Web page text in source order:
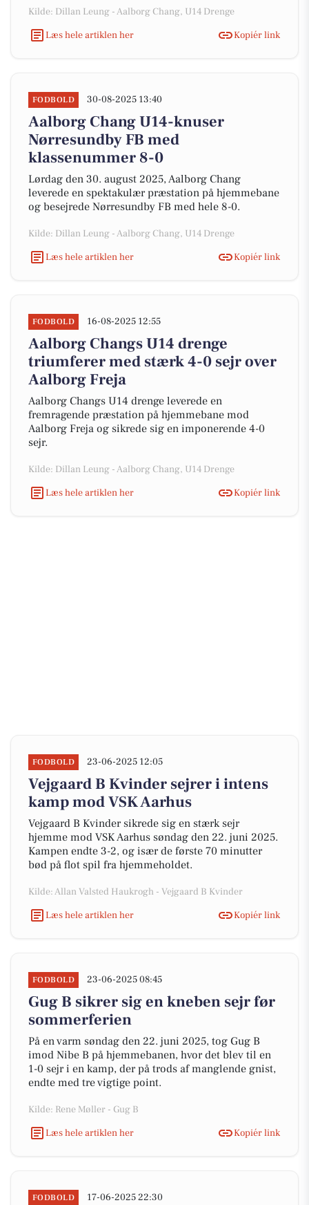
Kilde: Dillan Leung - Aalborg Chang, U14 Drenge
Læs hele artiklen her
Kopiér link
FODBOLD 30-08-2025 13:40
Aalborg Chang U14-knuser
Nørresundby FB med
klassenummer 8-0
Lørdag den 30. august 2025, Aalborg Chang
leverede en spektakulær præstation på hjemmebane
og besejrede Nørresundby FB med hele 8-0.
Kilde: Dillan Leung - Aalborg Chang, U14 Drenge
Læs hele artiklen her
Kopiér link
FODBOLD 16-08-2025 12:55
Aalborg Changs U14 drenge
triumferer med stærk 4-0 sejr over
Aalborg Freja
Aalborg Changs U14 drenge leverede en
fremragende præstation på hjemmebane mod
Aalborg Freja og sikrede sig en imponerende 4-0
sejr.
Kilde: Dillan Leung - Aalborg Chang, U14 Drenge
Læs hele artiklen her
Kopiér link
FODBOLD 23-06-2025 12:05
Vejgaard B Kvinder sejrer i intens
kamp mod VSK Aarhus
Vejgaard B Kvinder sikrede sig en stærk sejr
hjemme mod VSK Aarhus søndag den 22. juni 2025.
Kampen endte 3-2, og især de første 70 minutter
bød på flot spil fra hjemmeholdet.
Kilde: Allan Valsted Haukrogh - Vejgaard B Kvinder
Læs hele artiklen her
Kopiér link
FODBOLD 23-06-2025 08:45
Gug B sikrer sig en kneben sejr før
sommerferien
På en varm søndag den 22. juni 2025, tog Gug B
imod Nibe B på hjemmebanen, hvor det blev til en
1-0 sejr i en kamp, der på trods af manglende gnist,
endte med tre vigtige point.
Kilde: Rene Møller - Gug B
Læs hele artiklen her
Kopiér link
FODBOLD 17-06-2025 22:30